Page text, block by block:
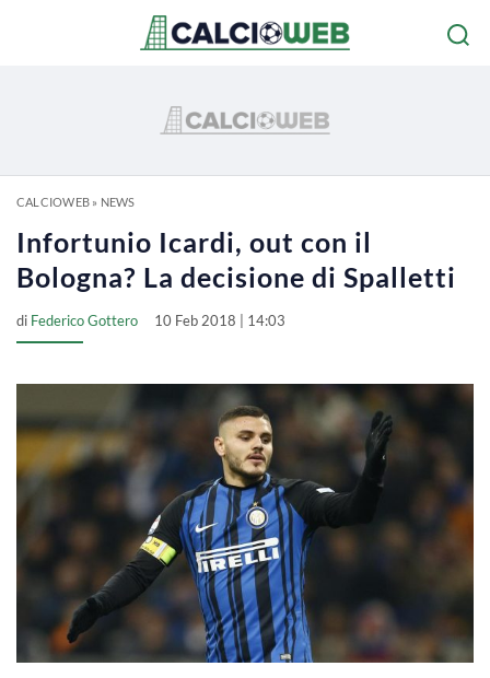
CALCIOWEB» NEWS
Infortunio Icardi, out con il
Bologna? La decisione di Spalletti
di Federico Gottero 10 Feb 2018 | 14:03